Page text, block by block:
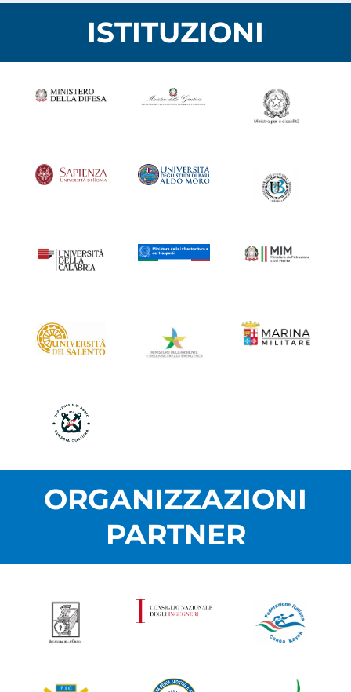
ISTITUZIONI
ORGANIZZAZIONI
PARTNER